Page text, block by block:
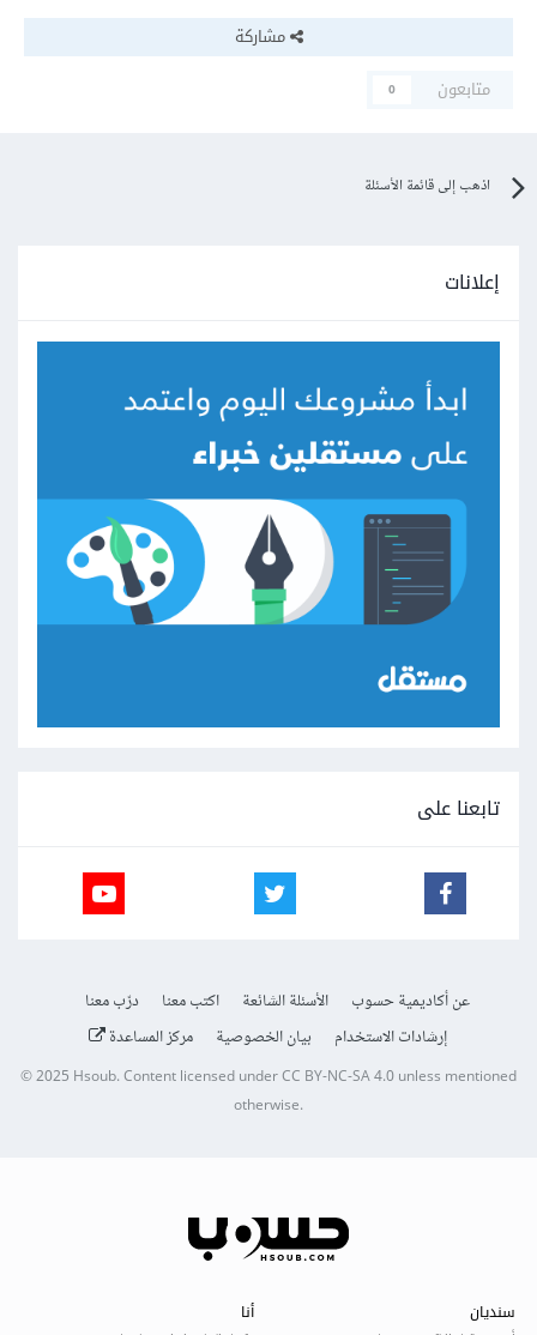
مشاركة
متابعون
0
اذهب إلى قائمة الأسئلة
إعلانات
تابعنا على
عن أكاديمية حسوب الأسئلة الشائعة اكتب معنا
درّب معنا
إرشادات الاستخدام
بيان الخصوصية مركز المساعدة
© 2025Hsoub.Content licensed underCC BY-NC-SA 4.0unless mentioned
otherwise.